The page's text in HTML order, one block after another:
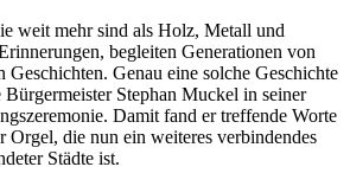
weit mehr sind als Holz, Metall und
begleiten Generationen von
Geschichten. Genau eine solche Geschichte
Stephan Muckel in seiner
Damit fand er treffende Worte
Orgel, die nun ein weiteres verbindendes
Städte ist.